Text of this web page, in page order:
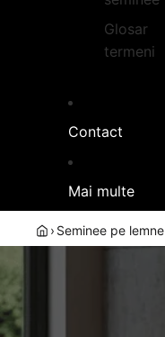
Glosar
termeni
Contact
Mai multe
› Seminee pe lemne